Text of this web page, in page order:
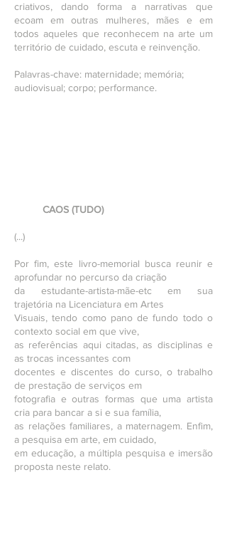
criativos, dando forma a narrativas que
ecoam em outras mulheres, mães e em
todos aqueles que reconhecem na arte um
território de cuidado, escuta e reinvenção.
Palavras-chave: maternidade; memória;
audiovisual; corpo; performance.
CAOS (TUDO)
(...)
Por fim, este livro-memorial busca reunir e
aprofundar no percurso da criação
da estudante-artista-mãe-etc em sua
trajetória na Licenciatura em Artes
Visuais, tendo como pano de fundo todo o
contexto social em que vive,
as referências aqui citadas, as disciplinas e
as trocas incessantes com
docentes e discentes do curso, o trabalho
de prestação de serviços em
fotografia e outras formas que uma artista
cria para bancar a si e sua família,
as relações familiares, a maternagem. Enfim,
a pesquisa em arte, em cuidado,
em educação, a múltipla pesquisa e imersão
proposta neste relato.